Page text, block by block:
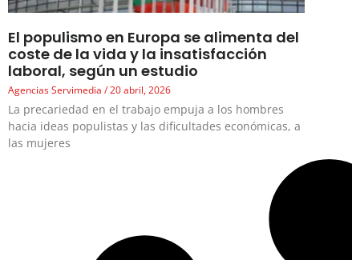
El populismo en Europa se alimenta del
coste de la vida y la insatisfacción
laboral, según un estudio
Agencias Servimedia 20 abril, 2026
La precariedad en el trabajo empuja a los hombres
hacia ideas populistas y las dificultades económicas, a
las mujeres